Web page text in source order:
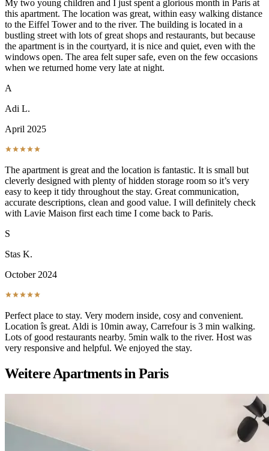
My two young children and I just spent a glorious month in Paris at
this apartment. The location was great, within easy walking distance
to the Eiffel Tower and to the river. The building is located in a
bustling street with lots of great shops and restaurants, but because
the apartment is in the courtyard, it is nice and quiet, even with the
windows open. The area felt super safe, even on the few occasions
when we returned home very late at night.
A
Adi L.
April 2025
The apartment is great and the location is fantastic. It is small but
cleverly designed with plenty of hidden storage room so it’s very
easy to keep it tidy throughout the stay. Great communication,
accurate descriptions, clean and good value. I will definitely check
with Lavie Maison first each time I come back to Paris.
S
Stas K.
October 2024
Perfect place to stay. Very modern inside, cosy and convenient.
Location îs great. Aldi is 10min away, Carrefour is 3 min walking.
Lots of good restaurants nearby. 5min walk to the river. Host was
very responsive and helpful. We enjoyed the stay.
Weitere Apartments in Paris